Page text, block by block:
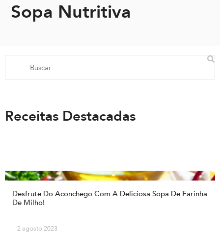
Sopa Nutritiva
Receitas Destacadas
Desfrute Do Aconchego Com A Deliciosa Sopa De Farinha
De Milho!
2 agosto 2023